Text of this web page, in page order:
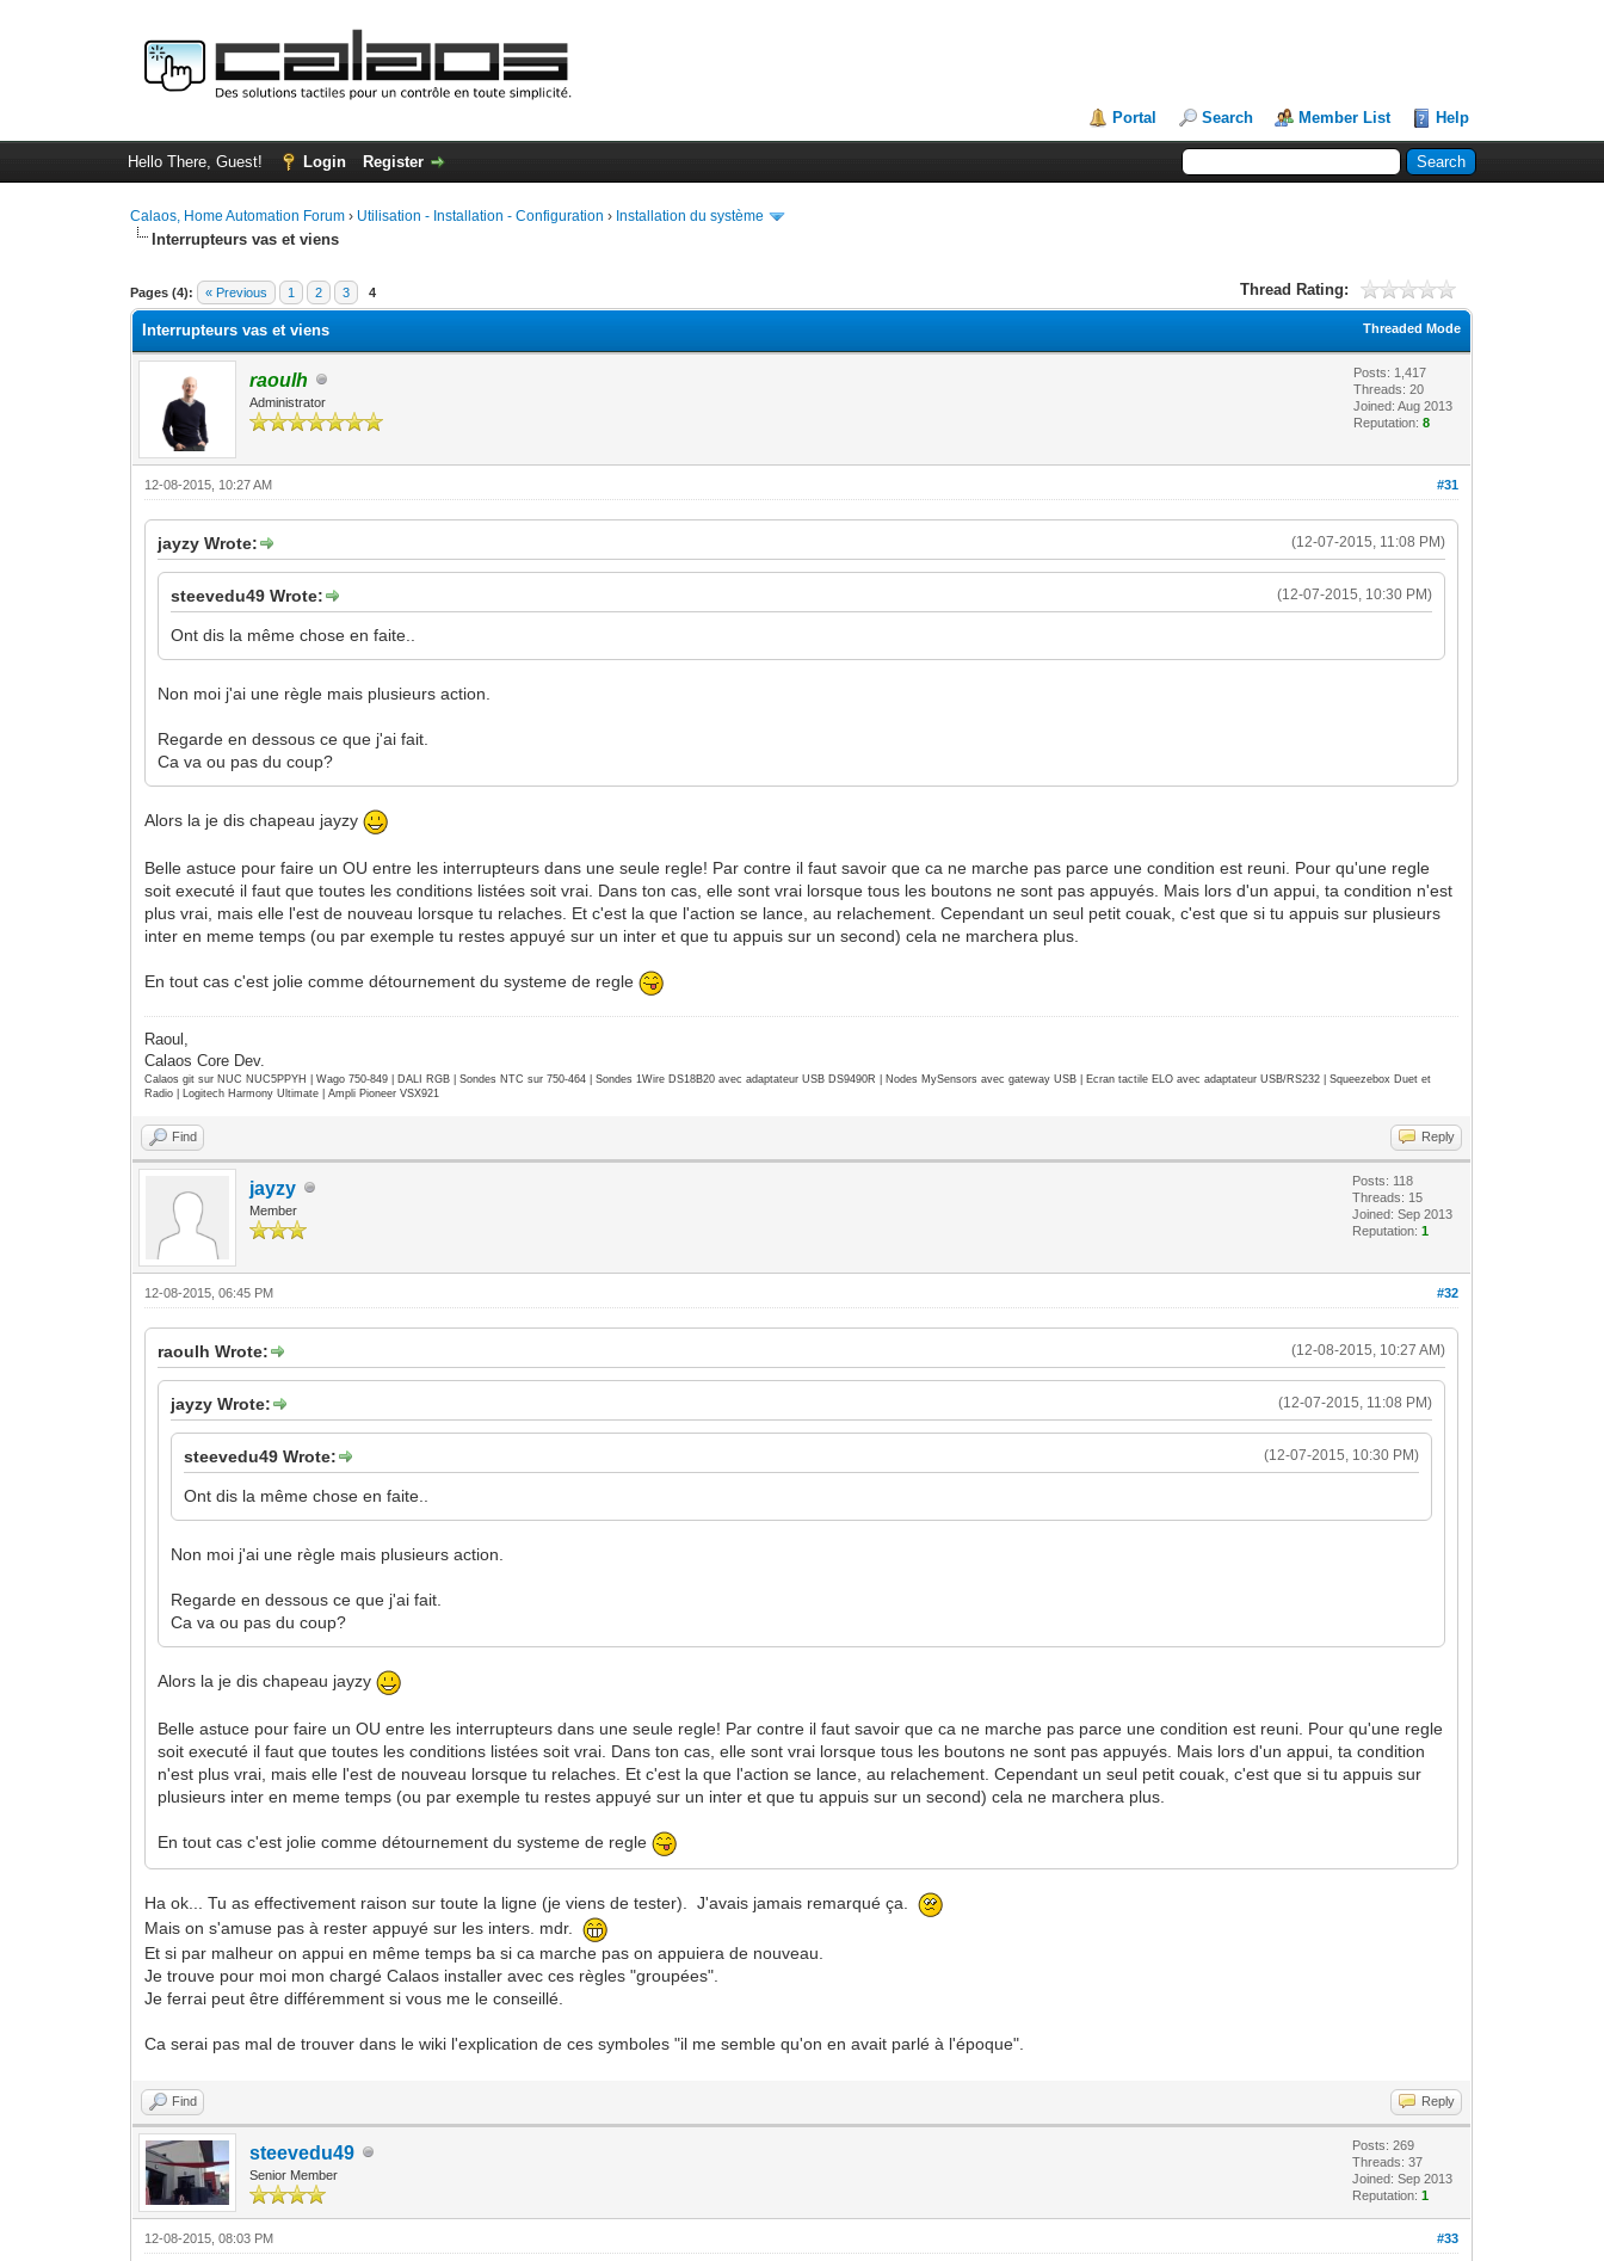
Portal Search Member List Help
Hello There, Guest! Login Register
Calaos, Home Automation Forum › Utilisation - Installation - Configuration › Installation du système
Interrupteurs vas et viens
Pages (4): « Previous 1 2 3 4 Thread Rating:
0 Vote(s) - 0 Average
1
2
3
4
5
Threaded Mode
Interrupteurs vas et viens
raoulh
Administrator
Posts: 1,417
Threads: 20
Joined: Aug 2013
Reputation:8
#31
12-08-2015, 10:27 AM
(12-07-2015, 11:08 PM)
jayzy Wrote:
(12-07-2015, 10:30 PM)
steevedu49 Wrote:
Ont dis la même chose en faite..
Non moi j'ai une règle mais plusieurs action.
Regarde en dessous ce que j'ai fait.
Ca va ou pas du coup?
Alors la je dis chapeau jayzy
Belle astuce pour faire un OU entre les interrupteurs dans une seule regle! Par contre il faut savoir que ca ne marche pas parce une condition est reuni. Pour qu'une regle
soit executé il faut que toutes les conditions listées soit vrai. Dans ton cas, elle sont vrai lorsque tous les boutons ne sont pas appuyés. Mais lors d'un appui, ta condition n'est
plus vrai, mais elle l'est de nouveau lorsque tu relaches. Et c'est la que l'action se lance, au relachement. Cependant un seul petit couak, c'est que si tu appuis sur plusieurs
inter en meme temps (ou par exemple tu restes appuyé sur un inter et que tu appuis sur un second) cela ne marchera plus.
En tout cas c'est jolie comme détournement du systeme de regle
Raoul,
Calaos Core Dev.
Calaos git sur NUC NUC5PPYH | Wago 750-849 | DALI RGB | Sondes NTC sur 750-464 | Sondes 1Wire DS18B20 avec adaptateur USB DS9490R | Nodes MySensors avec gateway USB | Ecran tactile ELO avec adaptateur USB/RS232 | Squeezebox Duet et
Radio | Logitech Harmony Ultimate | Ampli Pioneer VSX921
Find Reply
jayzy
Member
Posts: 118
Threads: 15
Joined: Sep 2013
Reputation:1
#32
12-08-2015, 06:45 PM
(12-08-2015, 10:27 AM)
raoulh Wrote:
(12-07-2015, 11:08 PM)
jayzy Wrote:
(12-07-2015, 10:30 PM)
steevedu49 Wrote:
Ont dis la même chose en faite..
Non moi j'ai une règle mais plusieurs action.
Regarde en dessous ce que j'ai fait.
Ca va ou pas du coup?
Alors la je dis chapeau jayzy
Belle astuce pour faire un OU entre les interrupteurs dans une seule regle! Par contre il faut savoir que ca ne marche pas parce une condition est reuni. Pour qu'une regle
soit executé il faut que toutes les conditions listées soit vrai. Dans ton cas, elle sont vrai lorsque tous les boutons ne sont pas appuyés. Mais lors d'un appui, ta condition
n'est plus vrai, mais elle l'est de nouveau lorsque tu relaches. Et c'est la que l'action se lance, au relachement. Cependant un seul petit couak, c'est que si tu appuis sur
plusieurs inter en meme temps (ou par exemple tu restes appuyé sur un inter et que tu appuis sur un second) cela ne marchera plus.
En tout cas c'est jolie comme détournement du systeme de regle
Ha ok... Tu as effectivement raison sur toute la ligne (je viens de tester). J'avais jamais remarqué ça.
Mais on s'amuse pas à rester appuyé sur les inters. mdr.
Et si par malheur on appui en même temps ba si ca marche pas on appuiera de nouveau.
Je trouve pour moi mon chargé Calaos installer avec ces règles "groupées".
Je ferrai peut être différemment si vous me le conseillé.
Ca serai pas mal de trouver dans le wiki l'explication de ces symboles "il me semble qu'on en avait parlé à l'époque".
Find Reply
steevedu49
Senior Member
Posts: 269
Threads: 37
Joined: Sep 2013
Reputation:1
#33
12-08-2015, 08:03 PM